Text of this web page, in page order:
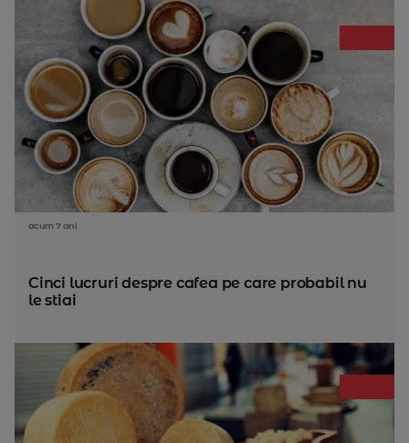
acum 7 ani
Cinci lucruri despre cafea pe care probabil nu
le stiai